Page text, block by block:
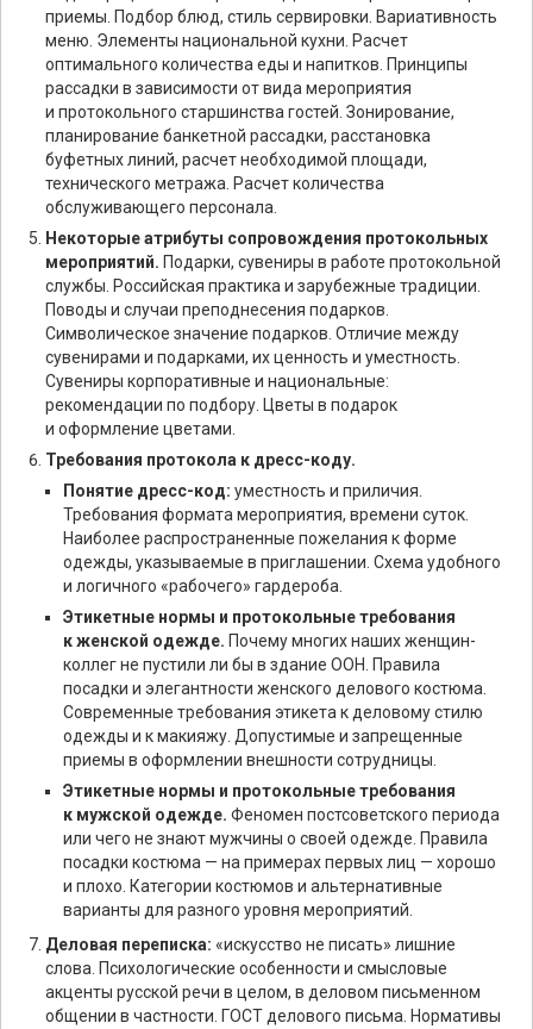
приемы. Подбор блюд, стиль сервировки. Вариативность
меню. Элементы национальной кухни. Расчет
оптимального количества еды и напитков. Принципы
рассадки в зависимости от вида мероприятия
и протокольного старшинства гостей. Зонирование,
планирование банкетной рассадки, расстановка
буфетных линий, расчет необходимой площади,
технического метража. Расчет количества
обслуживающего персонала.
Некоторые атрибуты сопровождения протокольных
мероприятий. Подарки, сувениры в работе протокольной
службы. Российская практика и зарубежные традиции.
Поводы и случаи преподнесения подарков.
Символическое значение подарков. Отличие между
сувенирами и подарками, их ценность и уместность.
Сувениры корпоративные и национальные:
рекомендации по подбору. Цветы в подарок
и оформление цветами.
Требования протокола к дресс-коду.
Понятие дресс-код: уместность и приличия.
Требования формата мероприятия, времени суток.
Наиболее распространенные пожелания к форме
одежды, указываемые в приглашении. Схема удобного
и логичного «рабочего» гардероба.
Этикетные нормы и протокольные требования
к женской одежде. Почему многих наших женщин-
коллег не пустили ли бы в здание ООН. Правила
посадки и элегантности женского делового костюма.
Современные требования этикета к деловому стилю
одежды и к макияжу. Допустимые и запрещенные
приемы в оформлении внешности сотрудницы.
Этикетные нормы и протокольные требования
к мужской одежде. Феномен постсоветского периода
или чего не знают мужчины о своей одежде. Правила
посадки костюма — на примерах первых лиц — хорошо
и плохо. Категории костюмов и альтернативные
варианты для разного уровня мероприятий.
Деловая переписка: «искусство не писать» лишние
слова. Психологические особенности и смысловые
акценты русской речи в целом, в деловом письменном
общении в частности. ГОСТ делового письма. Нормативы